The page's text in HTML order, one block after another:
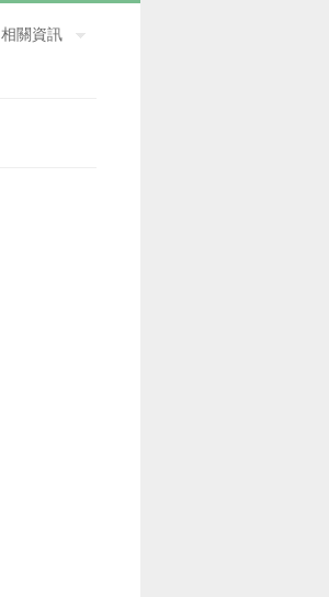
相關資訊